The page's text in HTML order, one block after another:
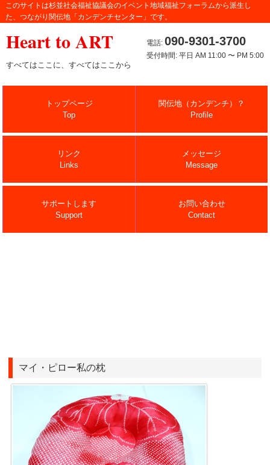
このサイトは杉並社会福祉協議会のイベント地域福祉フォーラムから派生し
た、つながり関伝地「カンデンチセンター」です。
Heart to ART
すべてはここに、すべてはここから
電話: 090-9301-3700
受付時間: 平日 AM 11:00 〜 PM 5:00
トップページ
Top
関伝地（カンデンチ）？
Profile
リンク
Links
メッセージ
Message
サポートします
Support
お問い合わせ
Contact
マイ・ピロー私の枕